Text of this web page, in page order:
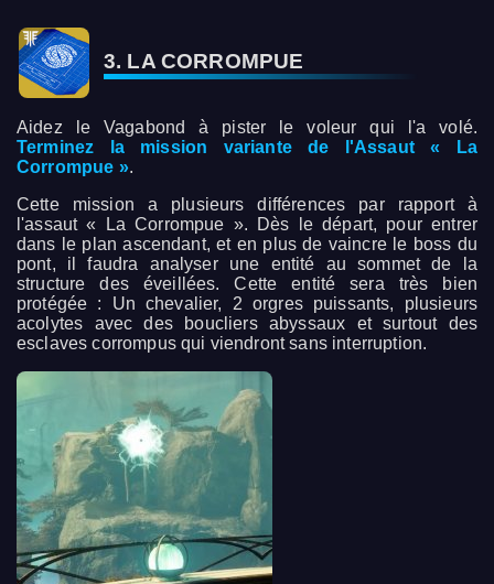
3. LA CORROMPUE
Aidez le Vagabond à pister le voleur qui l'a volé.
Terminez la mission variante de l'Assaut « La
Corrompue ».
Cette mission a plusieurs différences par rapport à
l'assaut « La Corrompue ». Dès le départ, pour entrer
dans le plan ascendant, et en plus de vaincre le boss du
pont, il faudra analyser une entité au sommet de la
structure des éveillées. Cette entité sera très bien
protégée : Un chevalier, 2 orgres puissants, plusieurs
acolytes avec des boucliers abyssaux et surtout des
esclaves corrompus qui viendront sans interruption.